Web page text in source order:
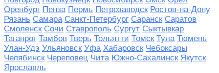
Оренбург Пенза Пермь Петрозаводск Ростов-на-Дону
Рязань Самара Санкт-Петербург Саранск Саратов
Смоленск Сочи Ставрополь Сургут Сыктывкар
Таганрог Тамбов Тверь Тольятти Томск Тула Тюмень
Улан-Удэ Ульяновск Уфа Хабаровск Чебоксары
Челябинск Череповец Чита Южно-Сахалинск Якутск
Ярославль